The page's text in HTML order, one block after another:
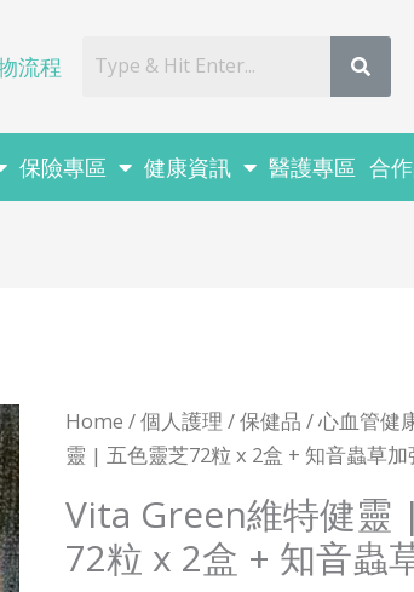
流程
保險專區 健康資訊 醫護專區 合
Home /個人護理 /保健品 /心血管健
靈 | 五色靈芝72粒 x 2盒 + 知音蟲草加
Vita Green維特健靈
72粒 x 2盒 + 知音蟲
Vita
Green
特
健